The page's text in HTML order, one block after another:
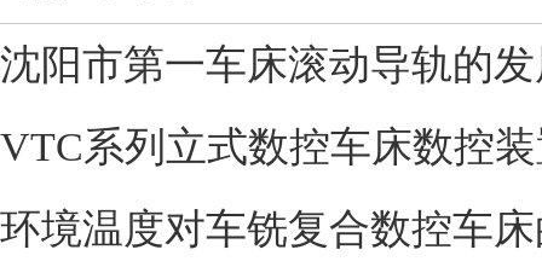
沈阳市第一车床滚动导轨的
VTC系列立式数控车床数控
环境温度对车铣复合数控车